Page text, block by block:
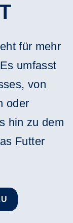
für mehr
umfasst
von
oder
hin zu dem
Futter